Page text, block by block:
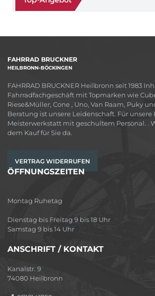
FAHRRAD BRUCKNER
HEILBRONN-BÖCKINGEN
FAHRRAD BRUCKNER Heilbronn seit 1983
Fahrradfachgeschäft mit Topmarken wie
Riese&Müller, Cone , Uno, Van Raam, Puky
Beratung ist unsere Leidenschaft. Für unsere
Meisterwerkstatt mit geschultem Personal. .
dem Kauf für Sie da.
VERTRAG WIDERRUFEN
ÖFFNUNGSZEITEN
Montag Ruhetag
Dienstag bis Freitag 9 bis 18 Uhr
Samstag 9 bis 14 Uhr
ANSCHRIFT / KONTAKT
Kanalstr. 9
74080 Heilbronn